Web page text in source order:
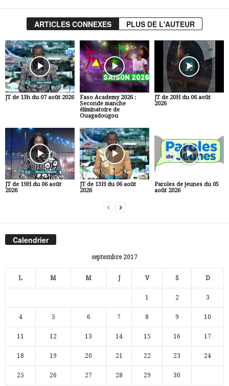
ARTICLES CONNEXES PLUS DE L'AUTEUR
JT de 13h du 07 août 2026
Faso Academy 2026 :
Seconde manche
éliminatoire de
Ouagadougou
JT de 20H du 06 août
2026
JT de 19H du 06 août
2026
JT de 13H du 06 août
2026
Paroles de jeunes du 05
août 2026
Calendrier
septembre 2017
L M M J V S D
1 2 3
4 5 6 7 8 9 10
11 12 13 14 15 16 17
18 19 20 21 22 23 24
25 26 27 28 29 30